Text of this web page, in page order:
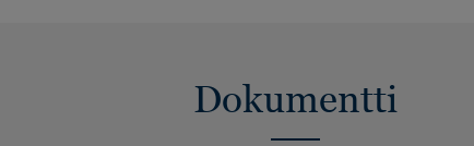
Dokumentti